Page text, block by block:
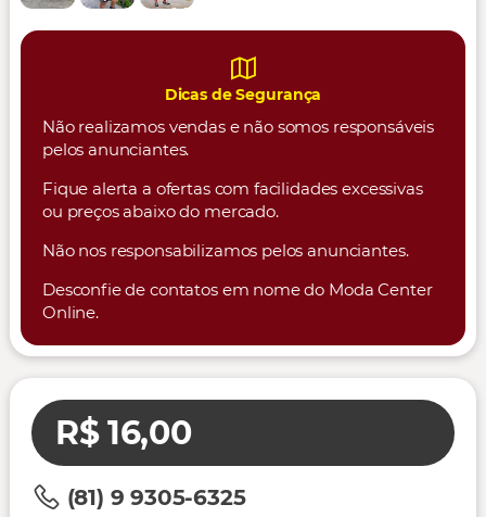
Dicas de Segurança
Não realizamos vendas e não somos responsáveis
pelos anunciantes.
Fique alerta a ofertas com facilidades excessivas
ou preços abaixo do mercado.
Não nos responsabilizamos pelos anunciantes.
Desconfie de contatos em nome do Moda Center
Online.
R$ 16,00
(81) 9 9305-6325